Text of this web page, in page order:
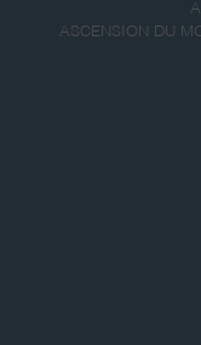
ASCENSION DU